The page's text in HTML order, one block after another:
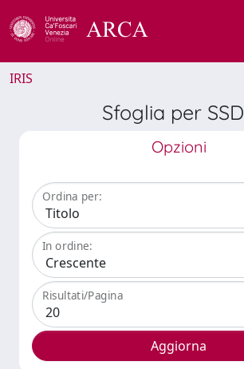
IRIS
Sfoglia per SSD
Opzioni
Ordina per:
In ordine:
Risultati/Pagina